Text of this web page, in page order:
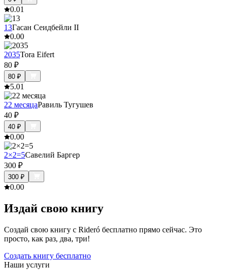
0.01
13Гасан Сеидбейли II
0.00
2035Tora Eifert
80 ₽
80 ₽
5.01
22 месяцаРавиль Тугушев
40 ₽
40 ₽
0.00
2×2=5Савелий Баргер
300 ₽
300 ₽
0.00
Издай свою книгу
Создай свою книгу с Rideró бесплатно прямо сейчас. Это
просто, как раз, два, три!
Создать книгу бесплатно
Наши услуги